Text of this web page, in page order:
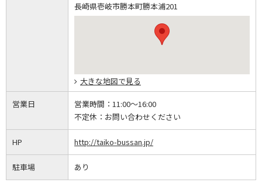
長崎県壱岐市勝本町勝本浦201
大きな地図で見る
営業日 営業時間： 11:00～16:00
不定休： お問い合わせください
HP http://taiko-bussan.jp/
駐車場 あり